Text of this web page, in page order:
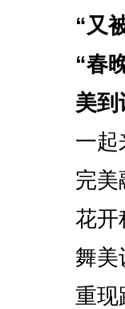
“又
“春
美到
一起来
完美
花开种
舞美
重现距